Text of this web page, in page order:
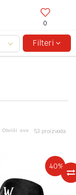
0
150KM!
Filteri
53 proizvoda
Obriši sve
40%